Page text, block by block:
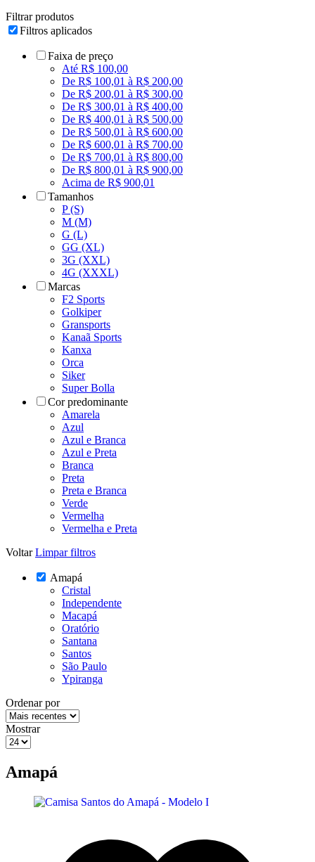
Filtrar produtos
Filtros aplicados
Faixa de preço
Até R$ 100,00
De R$ 100,01 à R$ 200,00
De R$ 200,01 à R$ 300,00
De R$ 300,01 à R$ 400,00
De R$ 400,01 à R$ 500,00
De R$ 500,01 à R$ 600,00
De R$ 600,01 à R$ 700,00
De R$ 700,01 à R$ 800,00
De R$ 800,01 à R$ 900,00
Acima de R$ 900,01
Tamanhos
P (S)
M (M)
G (L)
GG (XL)
3G (XXL)
4G (XXXL)
Marcas
F2 Sports
Golkiper
Gransports
Kanaã Sports
Kanxa
Orca
Siker
Super Bolla
Cor predominante
Amarela
Azul
Azul e Branca
Azul e Preta
Branca
Preta
Preta e Branca
Verde
Vermelha
Vermelha e Preta
Voltar Limpar filtros
Amapá
Cristal
Independente
Macapá
Oratório
Santana
Santos
São Paulo
Ypiranga
Ordenar por
Mostrar
Amapá